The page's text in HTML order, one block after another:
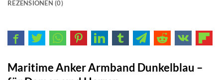
PRODUKTSICHERHEIT